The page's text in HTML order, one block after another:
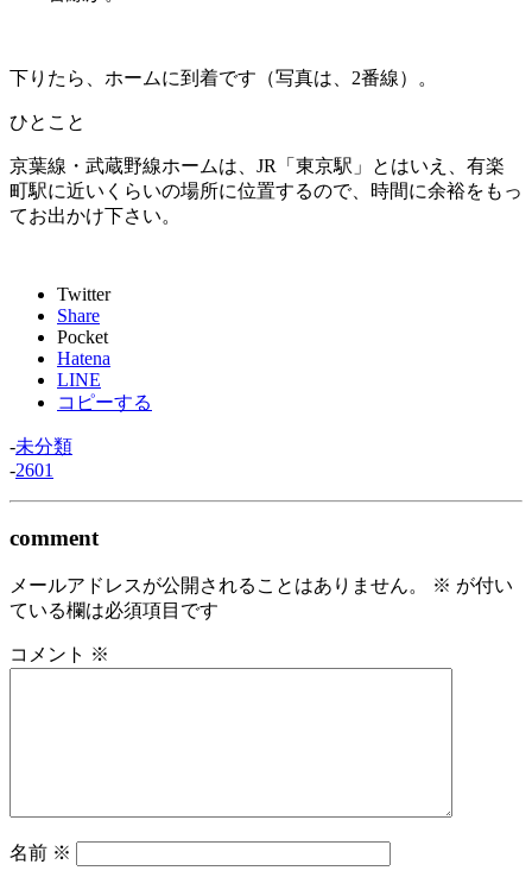
下りたら、ホームに到着です（写真は、2番線）。
ひとこと
京葉線・武蔵野線ホームは、JR「東京駅」とはいえ、有楽
町駅に近いくらいの場所に位置するので、時間に余裕をもっ
てお出かけ下さい。
Twitter
Share
Pocket
Hatena
LINE
コピーする
-未分類
-2601
comment
メールアドレスが公開されることはありません。 ※ が付い
ている欄は必須項目です
コメント ※
名前 ※